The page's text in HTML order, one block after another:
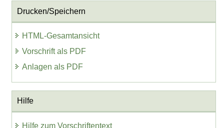
Drucken/Speichern
HTML-Gesamtansicht
Vorschrift als PDF
Anlagen als PDF
Hilfe
Hilfe zum Vorschriftentext